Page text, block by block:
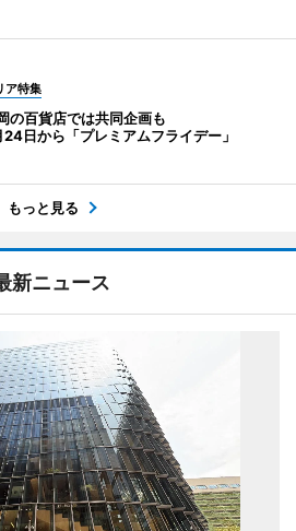
ア特集
の百貨店では共同企画も
24日から「プレミアムフライデー」
もっと見る
新ニュース